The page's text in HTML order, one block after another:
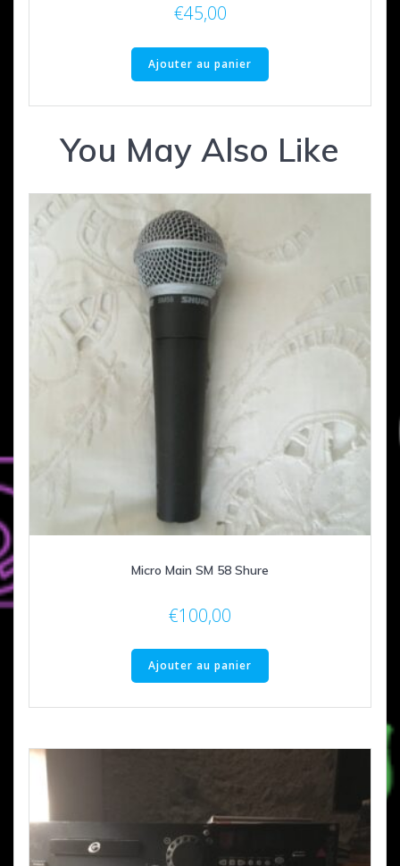
€45,00
Ajouter au panier
You May Also Like
Micro Main SM 58 Shure
€100,00
Ajouter au panier